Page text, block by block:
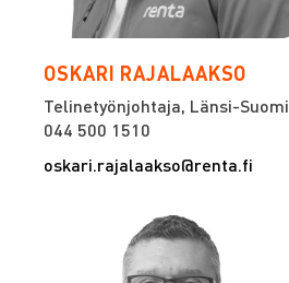
OSKARI RAJALAAKSO
Telinetyönjohtaja, Länsi-Suomi
044 500 1510
oskari.rajalaakso@renta.fi